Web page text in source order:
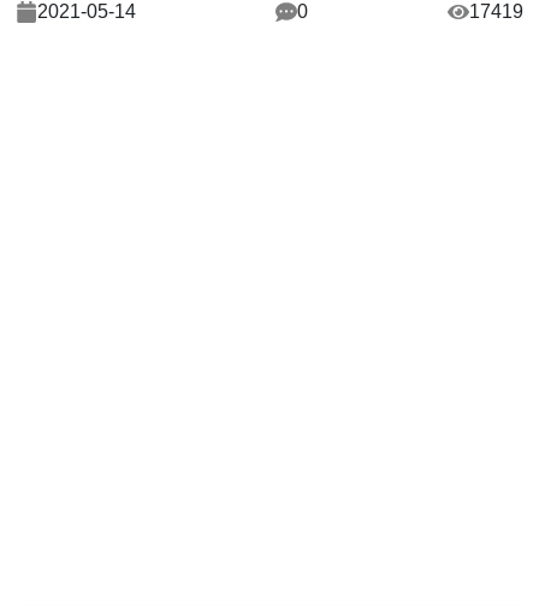
2021-05-14 0 17419